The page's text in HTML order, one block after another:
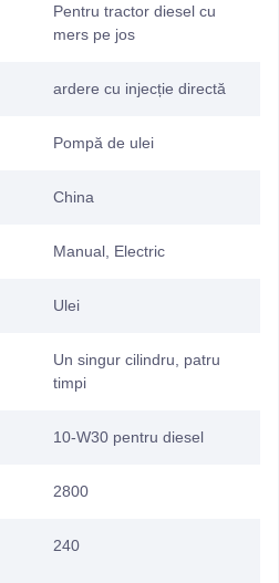
Pentru tractor diesel cu
mers pe jos
ardere cu injecție directă
Pompă de ulei
China
Manual, Electric
Ulei
Un singur cilindru, patru
timpi
10-W30 pentru diesel
2800
240